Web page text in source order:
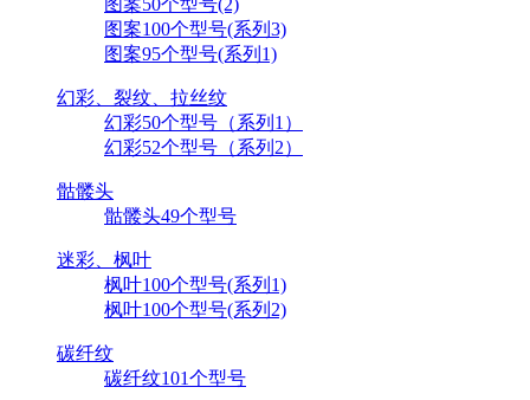
图案50个型号(2)
图案100个型号(系列3)
图案95个型号(系列1)
幻彩、裂纹、拉丝纹
幻彩50个型号（系列1）
幻彩52个型号（系列2）
骷髅头
骷髅头49个型号
迷彩、枫叶
枫叶100个型号(系列1)
枫叶100个型号(系列2)
碳纤纹
碳纤纹101个型号